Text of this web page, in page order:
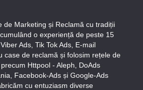
de Marketing și Reclamă cu tradiții
o experiență de peste 15
Ads, Tik Tok Ads, E-mail
case de reclamă și folosim rețele de
Httpool - Aleph, DoAds
Facebook-Ads și Google-Ads
cu entuziasm diverse